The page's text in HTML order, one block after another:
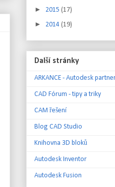
► 2015 (17)
► 2014 (19)
Další stránky
ARKANCE - Autodesk
CAD Fórum - tipy a triky
CAM řešení
Blog CAD Studio
Knihovna 3D bloků
Autodesk Inventor
Autodesk Fusion